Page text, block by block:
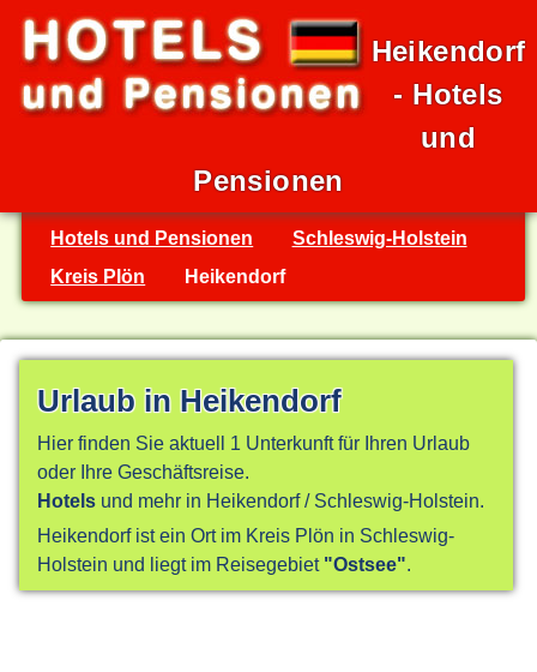
Heikendorf
- Hotels
und
Pensionen
Hotels und Pensionen
Schleswig-Holstein
Kreis Plön
Heikendorf
Urlaub in Heikendorf
Hier finden Sie aktuell 1 Unterkunft für Ihren Urlaub
oder Ihre Geschäftsreise.
Hotels und mehr in Heikendorf / Schleswig-Holstein.
Heikendorf ist ein Ort im Kreis Plön in Schleswig-
Holstein und liegt im Reisegebiet "Ostsee"